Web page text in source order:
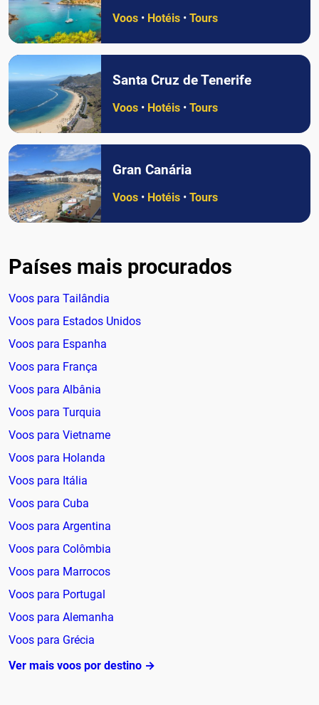
Voos • Hotéis • Tours
Santa Cruz de Tenerife
Voos • Hotéis • Tours
Gran Canária
Voos • Hotéis • Tours
Países mais procurados
Voos para Tailândia
Voos para Estados Unidos
Voos para Espanha
Voos para França
Voos para Albânia
Voos para Turquia
Voos para Vietname
Voos para Holanda
Voos para Itália
Voos para Cuba
Voos para Argentina
Voos para Colômbia
Voos para Marrocos
Voos para Portugal
Voos para Alemanha
Voos para Grécia
Ver mais voos por destino →